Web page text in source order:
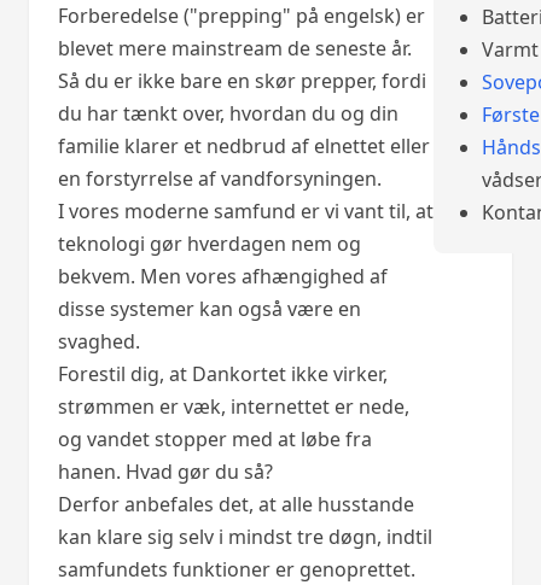
Forberedelse ("prepping" på engelsk) er
blevet mere mainstream de seneste år.
Så du er ikke bare en skør prepper, fordi
du har tænkt over, hvordan du og din
familie klarer et nedbrud af elnettet eller
en forstyrrelse af vandforsyningen.
I vores moderne samfund er vi vant til, at
teknologi gør hverdagen nem og
bekvem. Men vores afhængighed af
disse systemer kan også være en
svaghed.
Forestil dig, at Dankortet ikke virker,
strømmen er væk, internettet er nede,
og vandet stopper med at løbe fra
hanen. Hvad gør du så?
Derfor anbefales det, at alle husstande
kan klare sig selv i mindst tre døgn, indtil
samfundets funktioner er genoprettet.